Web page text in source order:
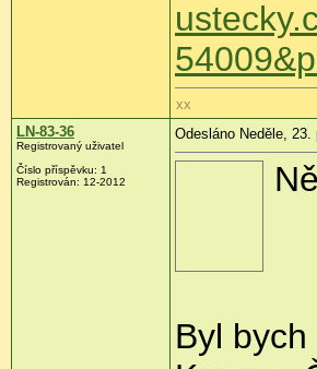
xx
LN-83-36
Registrovaný uživatel
Číslo příspěvku: 1
Registrován: 12-2012
Odesláno Neděle,
Byl